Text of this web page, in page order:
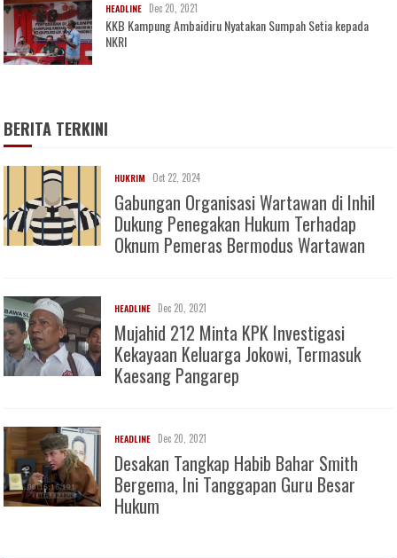
HEADLINE Dec 20, 2021
KKB Kampung Ambaidiru Nyatakan Sumpah Setia kepada
NKRI
BERITA TERKINI
HUKRIM Oct 22, 2024
Gabungan Organisasi Wartawan di Inhil
Dukung Penegakan Hukum Terhadap
Oknum Pemeras Bermodus Wartawan
HEADLINE Dec 20, 2021
Mujahid 212 Minta KPK Investigasi
Kekayaan Keluarga Jokowi, Termasuk
Kaesang Pangarep
HEADLINE Dec 20, 2021
Desakan Tangkap Habib Bahar Smith
Bergema, Ini Tanggapan Guru Besar
Hukum